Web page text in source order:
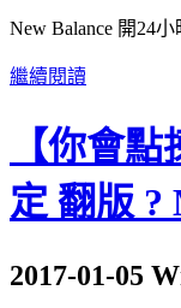
New Balance 開24小
繼續閱讀
【你會
定 翻版 ?
2017-01-05